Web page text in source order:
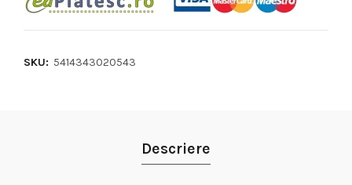
SKU: 5414343020543
Descriere